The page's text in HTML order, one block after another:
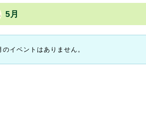
5月
のイベントはありません。